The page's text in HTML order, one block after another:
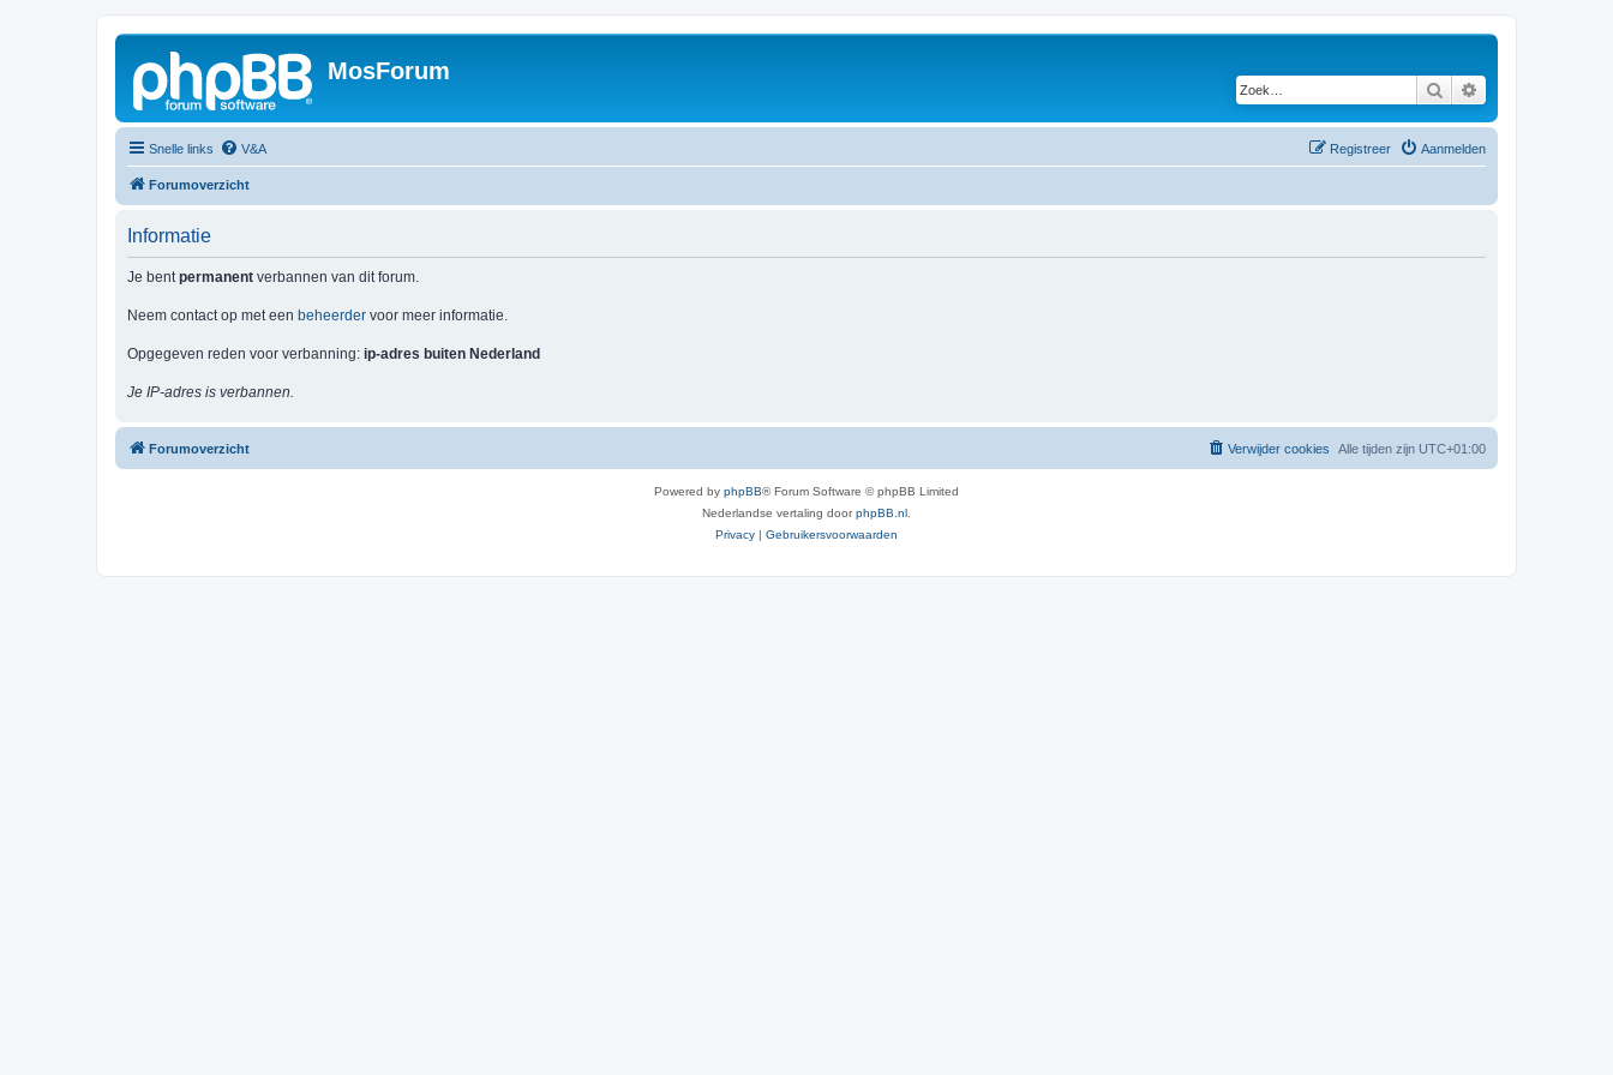
MosForum
Zoek
Snelle links V&A Aanmelden
Registreer
Forumoverzicht
Informatie
Je bentpermanent verbannen van dit forum.
Neem contact op met een beheerder voor meer informatie.
Opgegeven reden voor verbanning: ip-adres buiten Nederland
Je IP-adres is verbannen.
Forumoverzicht Alle tijden zijn UTC+01:00
Verwijder cookies
Powered by phpBB® Forum Software © phpBB Limited
Nederlandse vertaling doorphpBB.nl
Privacy | Gebruikersvoorwaarden